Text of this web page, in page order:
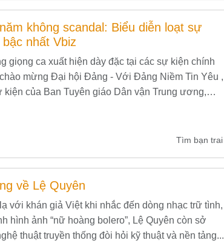
không scandal: Biểu diễn loạt sự
nhất Vbiz
giọng ca xuất hiện dày đặc tại các sự kiện chính
mừng Đại hội Đảng - Với Đảng Niềm Tin Yêu ,
của Ban Tuyên giáo Dân vận Trung ương,
Tìm bạn trai
về Lệ Quyên
với khán giả Việt khi nhắc đến dòng nhạc trữ tình,
hình ảnh “nữ hoàng bolero”, Lệ Quyên còn sở
thuật truyền thống đòi hỏi kỹ thuật và nền tảng...